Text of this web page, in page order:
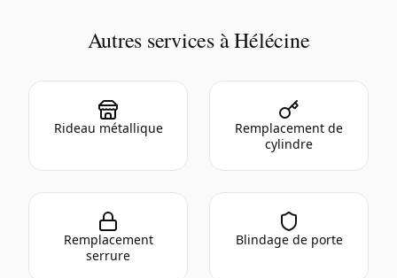
Autres services à Hélécine
Rideau métallique
Remplacement de
cylindre
Remplacement
serrure
Blindage de porte